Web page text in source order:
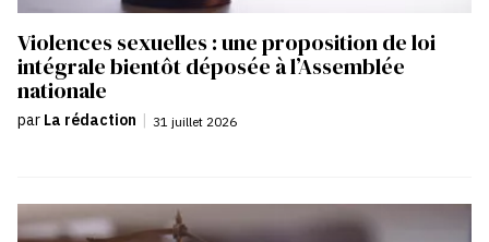
Violences sexuelles : une proposition de loi
intégrale bientôt déposée à l’Assemblée
nationale
par La rédaction 31 juillet 2026